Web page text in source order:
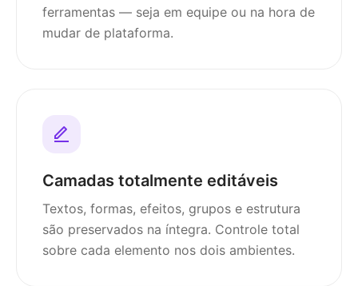
ferramentas — seja em equipe ou na hora de
mudar de plataforma.
Camadas totalmente editáveis
Textos, formas, efeitos, grupos e estrutura
são preservados na íntegra. Controle total
sobre cada elemento nos dois ambientes.